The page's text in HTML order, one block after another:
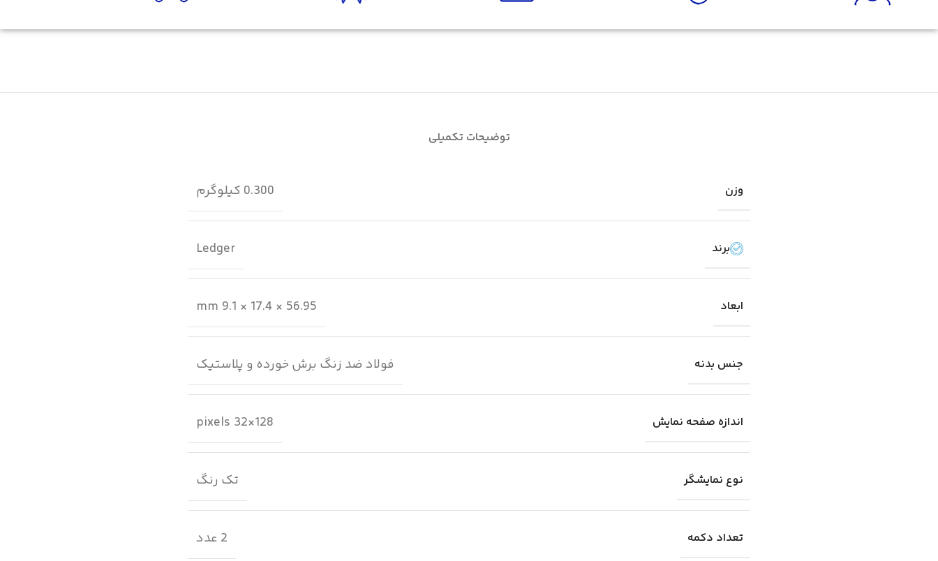
توضیحات تکمیلی
وزن 0.300 کیلوگرم
برند Ledger
ابعاد 56.95 × 17.4 × 9.1 mm
جنس بدنه فولاد ضد زنگ برش خورده و پلاستیک
اندازه صفحه نمایش 128×32 pixels
نوع نمایشگر تک رنگ
تعداد دکمه 2 عدد